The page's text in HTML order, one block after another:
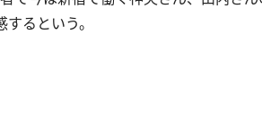
るという。